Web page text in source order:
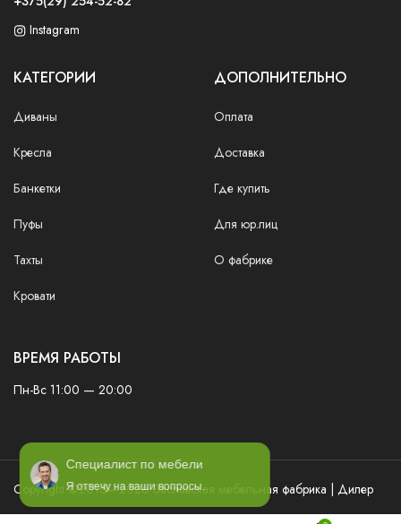
Специалист по мебели
Я отвечу на ваши вопросы.
Instagram
КАТЕГОРИИ
Диваны
Кресла
Банкетки
Пуфы
Тахты
Кровати
ДОПОЛНИТЕЛЬНО
Оплата
Доставка
Где купить
Для юр.лиц
О фабрике
ВРЕМЯ РАБОТЫ
Пн-Вс 11:00 — 20:00
Copyright ©2016—2026 Заславская мебельная фабрика | Дилер